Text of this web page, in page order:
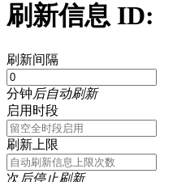
刷新信息 ID:
刷新间隔
分钟后自动刷新
启用时段
刷新上限
次后停止刷新